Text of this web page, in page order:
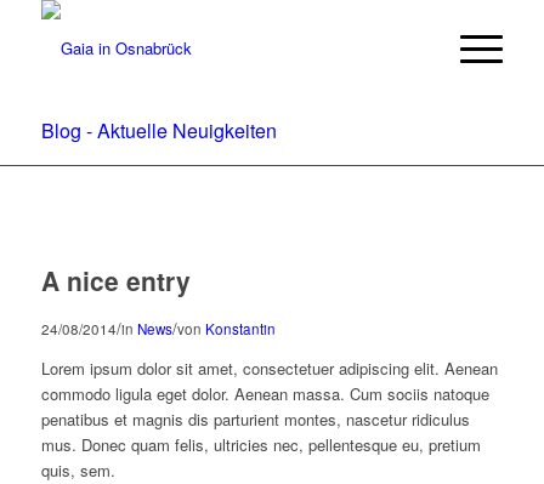
Blog - Aktuelle Neuigkeiten
A nice entry
24/08/2014/in News/von Konstantin
Lorem ipsum dolor sit amet, consectetuer adipiscing elit. Aenean
commodo ligula eget dolor. Aenean massa. Cum sociis natoque
penatibus et magnis dis parturient montes, nascetur ridiculus
mus. Donec quam felis, ultricies nec, pellentesque eu, pretium
quis, sem.